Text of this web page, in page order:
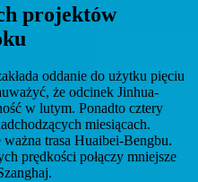
projektów
oddanie do użytku pięciu
że odcinek Jinhua-
w lutym. Ponadto cztery
miesiącach.
trasa Huaibei-Bengbu.
prędkości połączy mniejsze